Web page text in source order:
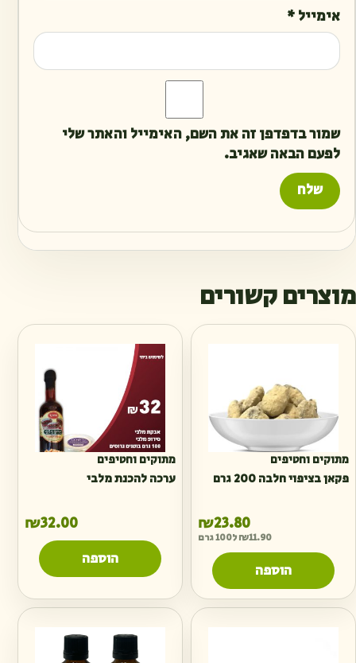
אימייל*
שמור בדפדפן זה את השם, האימייל והאתר שלי
לפעם הבאה שאגיב.
מוצרים קשורים
מתוקים וחטיפים
פקאן בציפוי חלבה 200 גרם
₪23.80
₪11.90 ל100 גרם
הוספה
מתוקים וחטיפים
ערכה להכנת מלבי
₪32.00
הוספה